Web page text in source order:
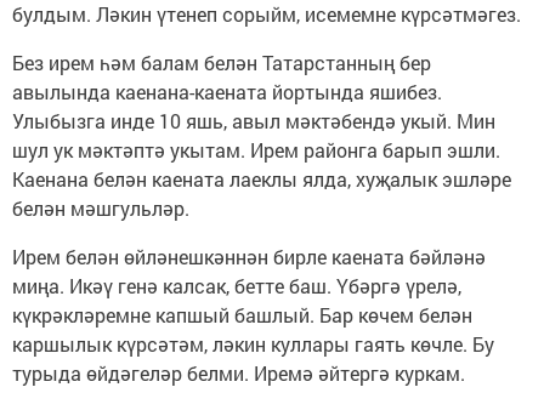
булдым. Ләкин үтенеп сорыйм, исемемне күрсәтмәгез.
Без ирем һәм балам белән Татарстанның бер
авылында каенана-каената йортында яшибез.
Улыбызга инде 10 яшь, авыл мәктәбендә укый. Мин
шул ук мәктәптә укытам. Ирем районга барып эшли.
Каенана белән каената лаеклы ялда, хуҗалык эшләре
белән мәшгульләр.
Ирем белән өйләнешкәннән бирле каената бәйләнә
миңа. Икәү генә калсак, бетте баш. Үбәргә үрелә,
күкрәкләремне капшый башлый. Бар көчем белән
каршылык күрсәтәм, ләкин куллары гаять көчле. Бу
турыда өйдәгеләр белми. Иремә әйтергә куркам.